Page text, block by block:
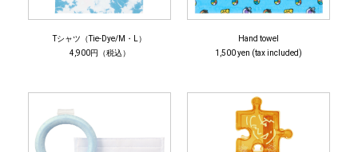
Tシャツ（Tie-Dye/M・L）
4,900円（税込）
Hand towel
1,500 yen (tax included)